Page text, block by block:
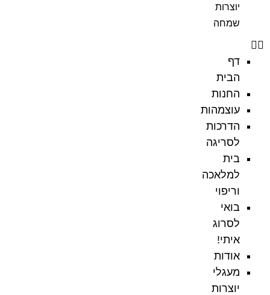
יוצרות
שמחה
דף
הבית
החנות
עוצמהות
הדרכות
לסריגה
בית
למלאכה
וריפוי
בואי
לסרוג
איתי!
אודות
מעגלי
יוצרות